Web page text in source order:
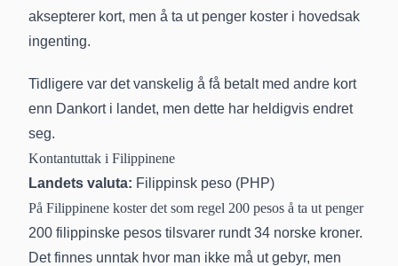
aksepterer kort, men å ta ut penger koster i hovedsak
ingenting.
Tidligere var det vanskelig å få betalt med andre kort
enn Dankort i landet, men dette har heldigvis endret
seg.
Kontantuttak i Filippinene
Landets valuta: Filippinsk peso (PHP)
På Filippinene koster det som regel 200 pesos å ta ut penger
200 filippinske pesos tilsvarer rundt 34 norske kroner.
Det finnes unntak hvor man ikke må ut gebyr, men